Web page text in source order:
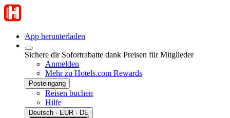
App herunterladen
Sichere dir Sofortrabatte dank Preisen für Mitglieder
Anmelden
Mehr zu Hotels.com Rewards
Posteingang
Reisen buchen
Hilfe
Deutsch · EUR · DE